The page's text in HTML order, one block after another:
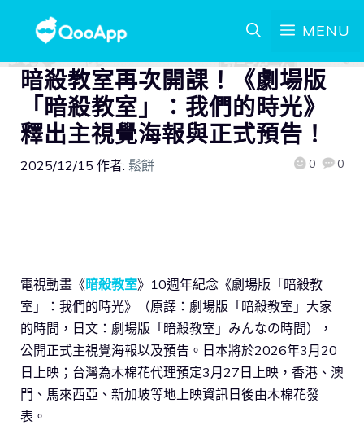
MENU
暗殺教室再次開課！《劇場版
「暗殺教室」：我們的時光》
釋出主視覺海報與正式預告！
2025/12/15 作者: 鬆餅 0 0
電視動畫《暗殺教室》10週年紀念《劇場版「暗殺教
室」：我們的時光》（原譯：劇場版「暗殺教室」大家
的時間，日文：劇場版「暗殺教室」みんなの時間），
公開正式主視覺海報以及預告。日本將於2026年3月20
日上映；台灣為木棉花代理預定3月27日上映，香港、澳
門、馬來西亞、新加坡等地上映資訊日後由木棉花發
表。